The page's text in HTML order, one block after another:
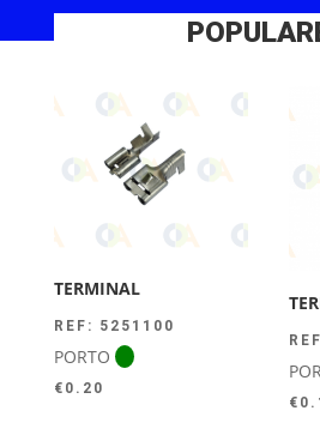
TERMINAL
REF: 5251100
PORTO
€ 0.20
€